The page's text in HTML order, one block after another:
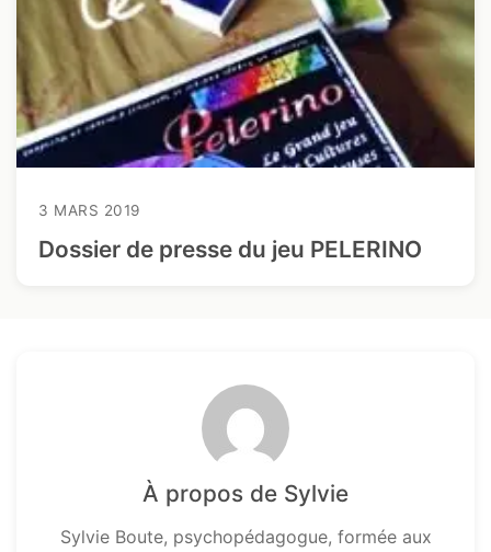
3 MARS 2019
Dossier de presse du jeu PELERINO
À propos de Sylvie
Sylvie Boute, psychopédagogue, formée aux